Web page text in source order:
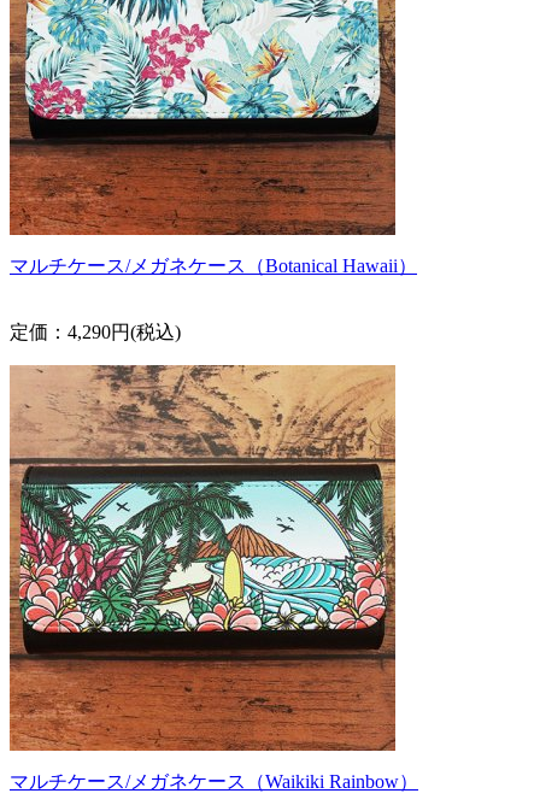
マルチケース/メガネケース（Botanical Hawaii）
定価：4,290円(税込)
マルチケース/メガネケース（Waikiki Rainbow）